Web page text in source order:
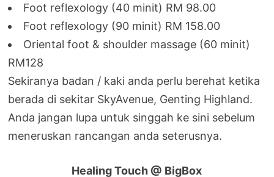
Foot reflexology (40 minit) RM 98.00
Foot reflexology (90 minit) RM 158.00
Oriental foot & shoulder massage (60 minit)
RM128
Sekiranya badan / kaki anda perlu berehat ketika
berada di sekitar SkyAvenue, Genting Highland.
Anda jangan lupa untuk singgah ke sini sebelum
meneruskan rancangan anda seterusnya.
Healing Touch @ BigBox